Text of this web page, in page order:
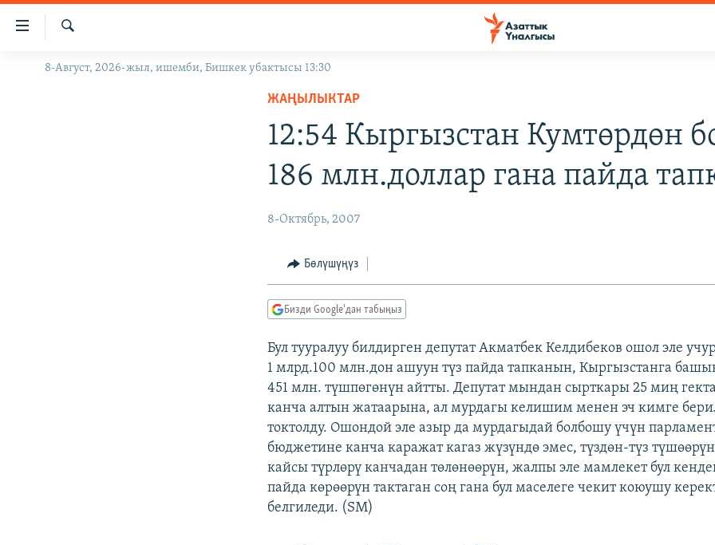
Линктер
Мазмунга
Навигацияга
ЖАҢЫЛЫКТАР
Издөө
8-Август, 2026-жыл, ишемби, Бишкек убактысы 13:30
ЖАҢЫЛЫКТАР
12:54 Кыргызстан Кумтөрдөн
186 млн.доллар гана пайда
8-Октябрь, 2007
Бөлүшүңүз
Бизди Google'дан табыңыз
Бул тууралуу билдирген депутат Акматбек Келдибеков ошол эле
1 млрд.100 млн.дон ашуун түз пайда тапканын, Кыргызстанга
451 млн. түшпөгөнүн айтты. Депутат мындан сырткары 25 миң
канча алтын жатаарына, ал мурдагы келишим менен эч кимге
токтолду. Ошондой эле азыр да мурдагыдай болбошу үчүн
бюджетине канча каражат кагаз жүзүндө эмес, түздөн-түз
кайсы түрлөрү канчадан төлөнөөрүн, жалпы эле мамлекет бул
пайда көрөөрүн тактаган соң гана бул маселеге чекит коюушу
белгиледи. (SM)